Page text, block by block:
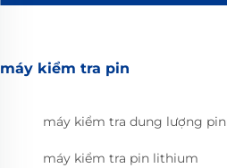
máy kiểm tra pin
máy kiểm tra dung lượng pin
máy kiểm tra pin lithium